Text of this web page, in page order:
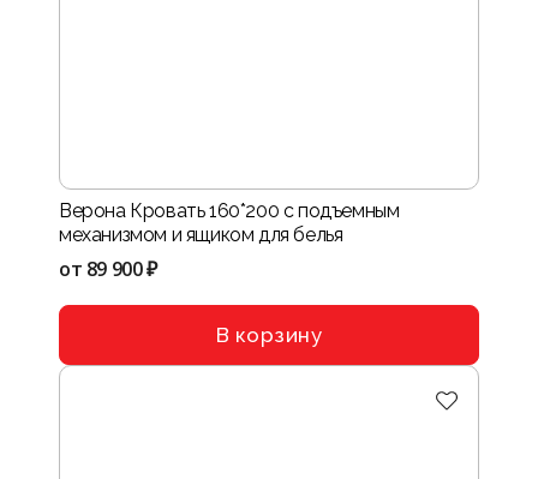
Верона Кровать 160*200 с подъемным
механизмом и ящиком для белья
от 89 900 ₽
В корзину